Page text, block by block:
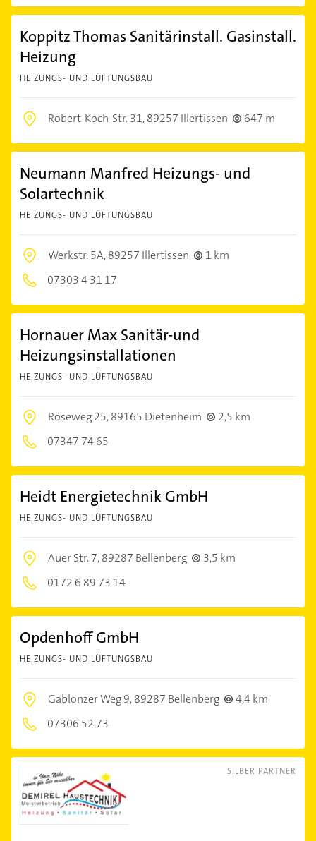
Koppitz Thomas Sanitärinstall. Gasinstall.
Heizung
HEIZUNGS- UND LÜFTUNGSBAU
Robert-Koch-Str. 31,89257 Illertissen 647 m
Neumann Manfred Heizungs- und
Solartechnik
HEIZUNGS- UND LÜFTUNGSBAU
Werkstr. 5A,89257 Illertissen
1 km
07303 4 31 17
Hornauer Max Sanitär-und
Heizungsinstallationen
HEIZUNGS- UND LÜFTUNGSBAU
Röseweg 25,89165 Dietenheim
2,5 km
07347 74 65
Heidt Energietechnik GmbH
HEIZUNGS- UND LÜFTUNGSBAU
Auer Str. 7,89287 Bellenberg
3,5 km
0172 6 89 73 14
Opdenhoff GmbH
HEIZUNGS- UND LÜFTUNGSBAU
Gablonzer Weg 9,89287 Bellenberg
4,4 km
07306 52 73
SILBER PARTNER